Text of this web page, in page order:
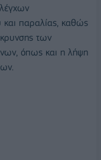
και παραλίας, καθώς
των
όπως και η λήψη